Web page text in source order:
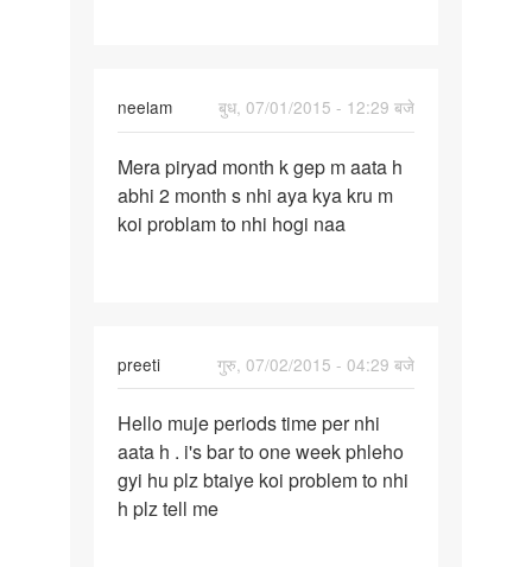
neelam
बुध, 07/01/2015 - 12:29 बजे
Mera
piryad
month
Mera piryad month k gep m aata h
abhi 2 month s nhi aya kya kru m
koi problam to nhi hogi naa
preeti
गुरु, 07/02/2015 - 04:29 बजे
Hello
muje
periods
time
Hello muje periods time per nhi
aata h . i's bar to one week phleho
gyi hu plz btaiye koi problem to nhi
h plz tell me